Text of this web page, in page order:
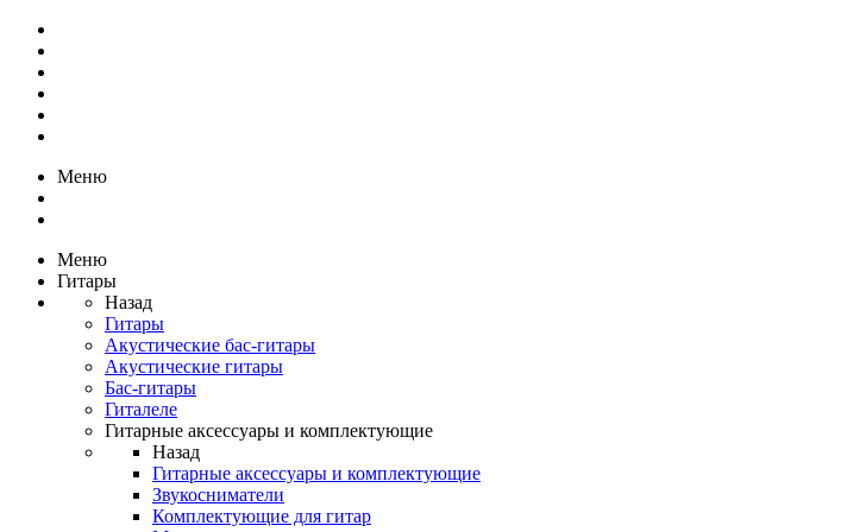
Меню
Меню
Гитары
Назад
Гитары
Акустические бас-гитары
Акустические гитары
Бас-гитары
Гиталеле
Гитарные аксессуары и комплектующие
Назад
Гитарные аксессуары и комплектующие
Звукосниматели
Комплектующие для гитар